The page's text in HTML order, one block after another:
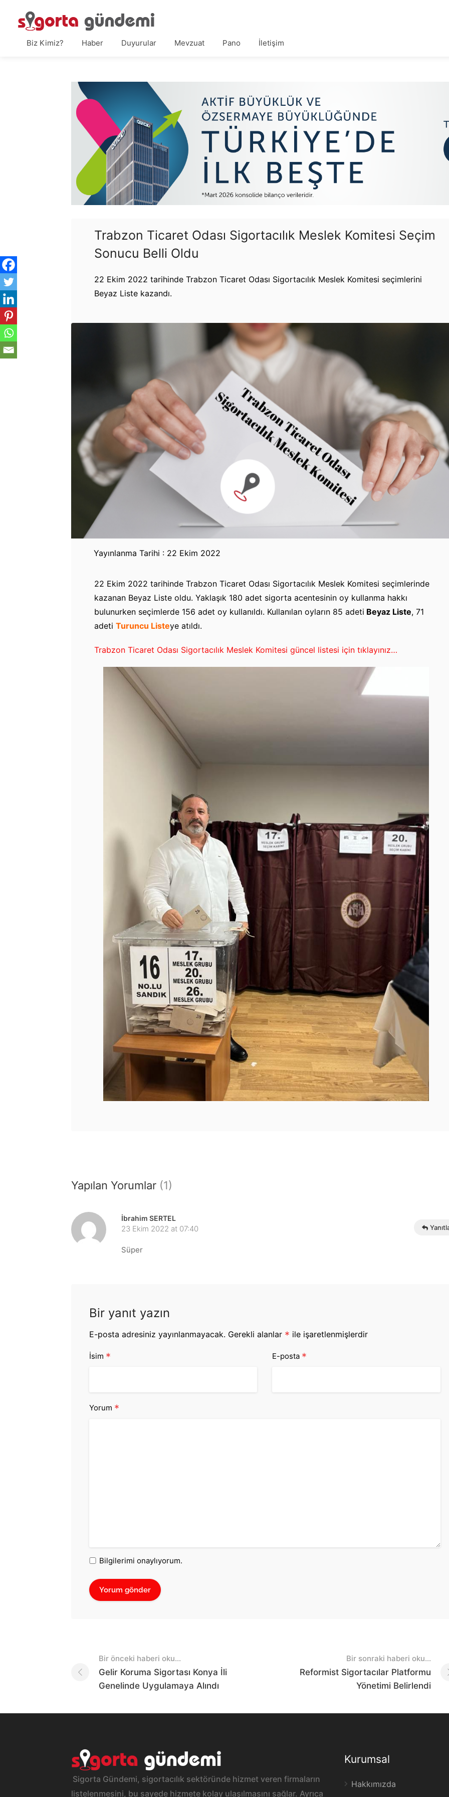
Biz Kimiz? Haber Duyurular Mevzuat Pano İletişim
Trabzon Ticaret Odası Sigortacılık Meslek Komitesi Seçim
Sonucu Belli Oldu
22 Ekim 2022 tarihinde Trabzon Ticaret Odası Sigortacılık Meslek Komitesi seçimlerini
Beyaz Liste kazandı.
Yayınlanma Tarihi : 22 Ekim 2022
22 Ekim 2022 tarihinde Trabzon Ticaret Odası Sigortacılık Meslek Komitesi seçimlerinde
kazanan Beyaz Liste oldu. Yaklaşık 180 adet sigorta acentesinin oy kullanma hakkı
bulunurken seçimlerde 156 adet oy kullanıldı. Kullanılan oyların 85 adeti Beyaz Liste, 71
adeti Turuncu Listeye atıldı.
Trabzon Ticaret Odası Sigortacılık Meslek Komitesi güncel listesi için tıklayınız…
Yapılan Yorumlar (1)
İbrahim SERTEL
23 Ekim 2022 at 07:40
Süper
Bir yanıt yazın
E-posta adresiniz yayınlanmayacak. Gerekli alanlar * ile işaretlenmişlerdir
İsim * E-posta *
Yorum *
Bilgilerimi onaylıyorum.
Post
navigation
Bir önceki haberi oku...
Gelir Koruma Sigortası Konya İli
Genelinde Uygulamaya Alındı
Bir sonraki haberi oku...
Reformist Sigortacılar Platformu
Yönetimi Belirlendi
Sigorta Gündemi, sigortacılık sektöründe hizmet veren firmaların
listelenmesini, bu sayede hizmete kolay ulaşılmasını sağlar. Ayrıca
Kurumsal
Hakkımızda